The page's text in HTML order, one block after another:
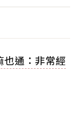
也通：非常經